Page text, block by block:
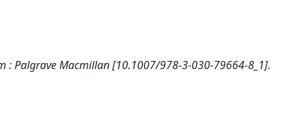
: Palgrave Macmillan [10.1007/978-3-030-79664-8_1].